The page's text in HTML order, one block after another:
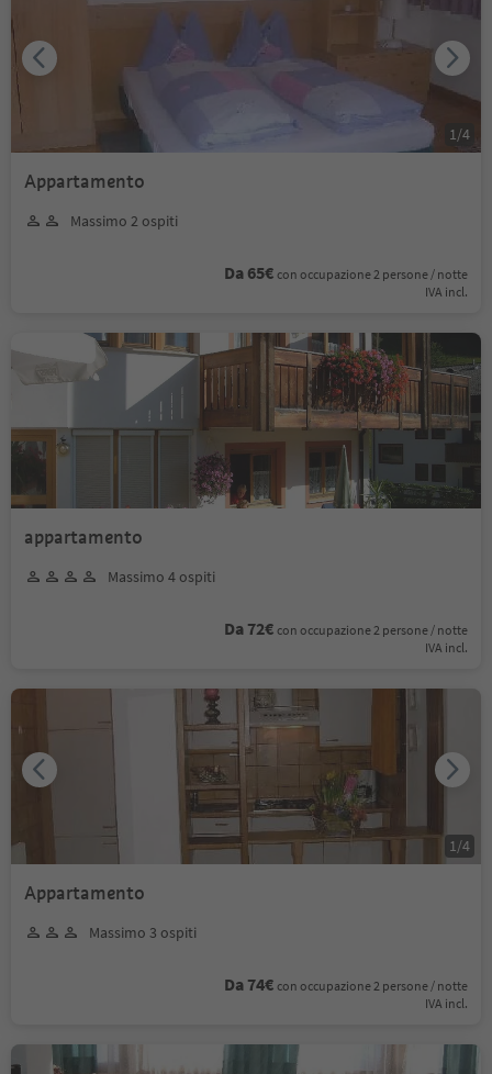
Appartamento
Massimo 2 ospiti
Da 65€ con occupazione 2 persone / notte
IVA incl.
1 /4
appartamento
Massimo 4 ospiti
Da 72€ con occupazione 2 persone / notte
IVA incl.
Appartamento
Massimo 3 ospiti
Da 74€ con occupazione 2 persone / notte
IVA incl.
1 /4